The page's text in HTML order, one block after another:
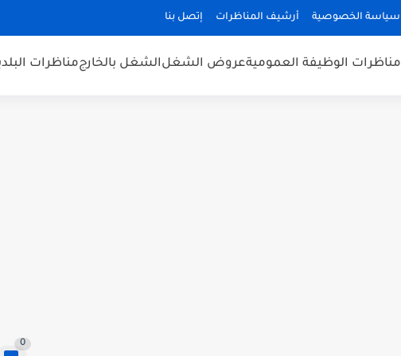
سياسة الخصوصية أرشيف المناظرات إتصل بنا
مناظرات الوظيفة العموميةعروض الشغلالشغل بالخارجمناظرات
0